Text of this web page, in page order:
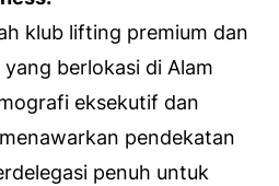
klub lifting premium dan
berlokasi di Alam
eksekutif dan
pendekatan
penuh untuk